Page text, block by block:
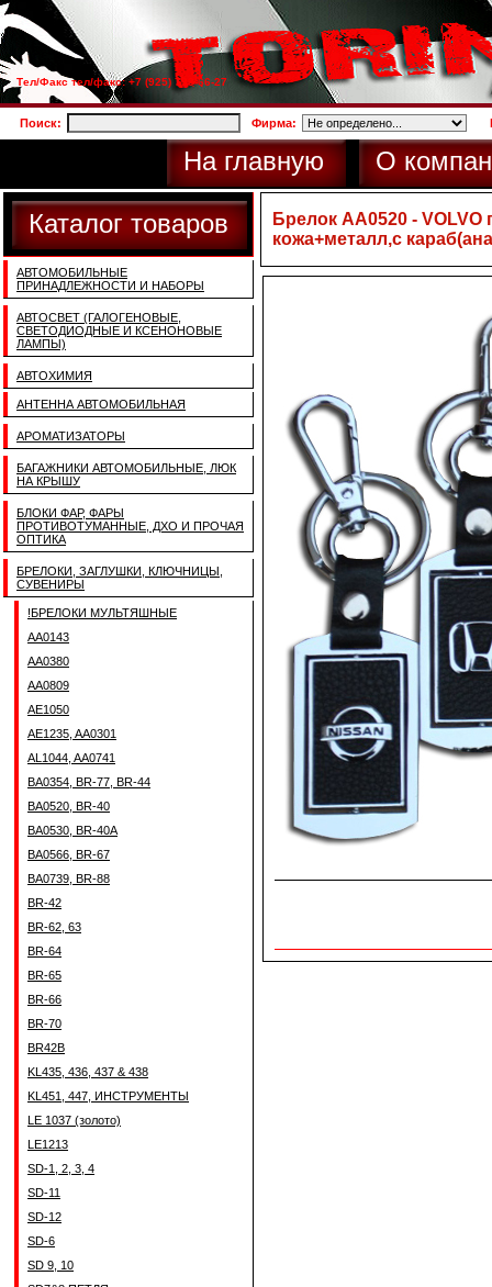
Тел/Факс тел/факс: +7 (925) 733-66-27
Поиск: Фирма:
На главную О
Каталог товаров
АВТОМОБИЛЬНЫЕ
ПРИНАДЛЕЖНОСТИ И НАБОРЫ
АВТОСВЕТ (ГАЛОГЕНОВЫЕ,
СВЕТОДИОДНЫЕ И КСЕНОНОВЫЕ
ЛАМПЫ)
АВТОХИМИЯ
АНТЕННА АВТОМОБИЛЬНАЯ
АРОМАТИЗАТОРЫ
БАГАЖНИКИ АВТОМОБИЛЬНЫЕ, ЛЮК
НА КРЫШУ
БЛОКИ ФАР, ФАРЫ
ПРОТИВОТУМАННЫЕ, ДХО И ПРОЧАЯ
ОПТИКА
БРЕЛОКИ, ЗАГЛУШКИ, КЛЮЧНИЦЫ,
СУВЕНИРЫ
!БРЕЛОКИ МУЛЬТЯШНЫЕ
AA0143
AA0380
AA0809
AE1050
AE1235, AA0301
AL1044, AA0741
BA0354, BR-77, BR-44
BA0520, BR-40
BA0530, BR-40A
BA0566, BR-67
BA0739, BR-88
BR-42
BR-62, 63
BR-64
BR-65
BR-66
BR-70
BR42B
KL435, 436, 437 & 438
KL451, 447, ИНСТРУМЕНТЫ
LE 1037 (золото)
LE1213
SD-1, 2, 3, 4
SD-11
SD-12
SD-6
SD 9, 10
Брелок AA0520 -
кожа+металл,с